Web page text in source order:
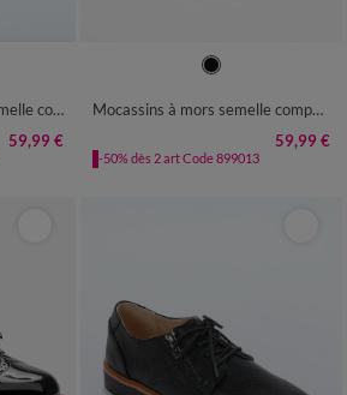
Mocassin à mors avec semelle compensée - imprimé peau de bête
59,99 €
38 39
Mocassins à mors semelle compensée - effet croco verni
59,99 €
-50% dès 2 art Code 899013